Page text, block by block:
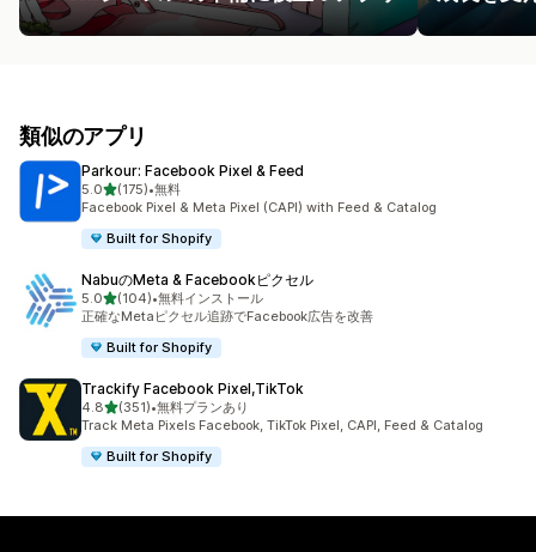
類似のアプリ
Parkour: Facebook Pixel & Feed
5.05つ星中
(175)
合計レビュー数：175件
•無料
Facebook Pixel & Meta Pixel (CAPI) with Feed & Catalog
Built for Shopify
NabuのMeta & Facebookピクセル
5.05つ星中
(104)
合計レビュー数：104件
•無料インストール
正確なMetaピクセル追跡でFacebook広告を改善
Built for Shopify
Trackify Facebook Pixel,TikTok
4.85つ星中
(351)
合計レビュー数：351件
•無料プランあり
Track Meta Pixels Facebook, TikTok Pixel, CAPI, Feed & Catalog
Built for Shopify